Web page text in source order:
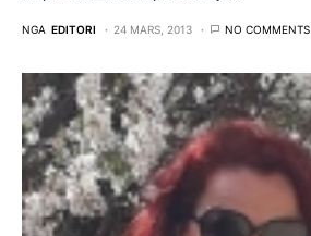
NGA EDITORI 24 MARS, 2013 NO COMMENTS